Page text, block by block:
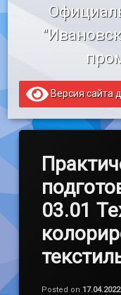
Версия сайта
03.01
Posted on 17.04.2022